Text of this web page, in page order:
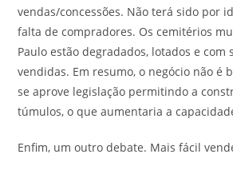
vendas/concessões. Não terá sido por
falta de compradores. Os cemitérios
Paulo estão degradados, lotados e com
vendidas. Em resumo, o negócio não é
se aprove legislação permitindo a
túmulos, o que aumentaria a
Enfim, um outro debate. Mais fácil